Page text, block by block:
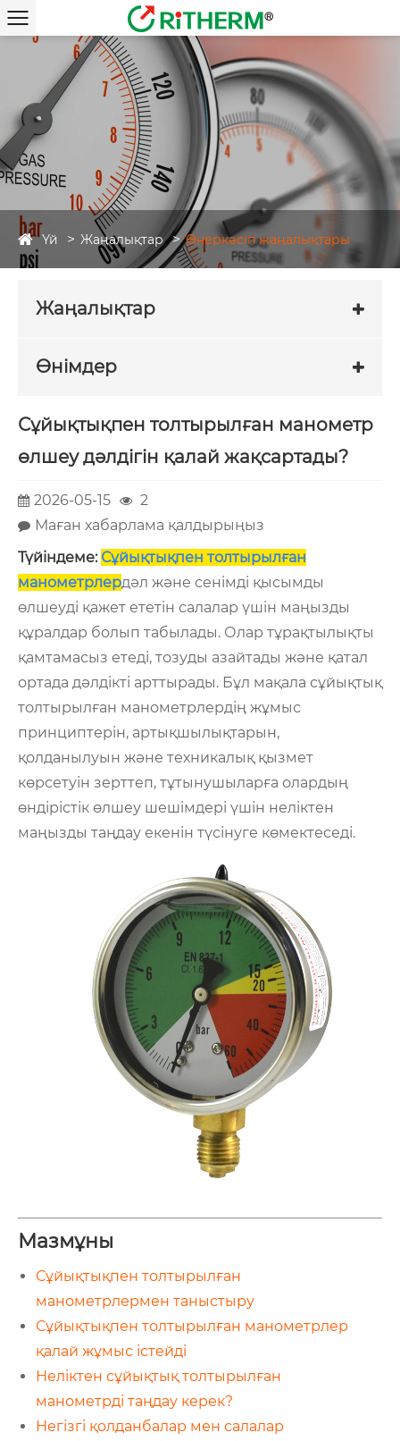
Үй Жаңалықтар Өнеркәсіп жаңалықтары
Жаңалықтар
Өнімдер
Сұйықтықпен толтырылған манометр
өлшеу дәлдігін қалай жақсартады?
2026-05-15
2
Маған хабарлама қалдырыңыз
Түйіндеме: Сұйықтықпен толтырылған
манометрлердәл және сенімді қысымды
өлшеуді қажет ететін салалар үшін маңызды
құралдар болып табылады. Олар тұрақтылықты
қамтамасыз етеді, тозуды азайтады және қатал
ортада дәлдікті арттырады. Бұл мақала сұйықтық
толтырылған манометрлердің жұмыс
принциптерін, артықшылықтарын,
қолданылуын және техникалық қызмет
көрсетуін зерттеп, тұтынушыларға олардың
өндірістік өлшеу шешімдері үшін неліктен
маңызды таңдау екенін түсінуге көмектеседі.
Мазмұны
Сұйықтықпен толтырылған
манометрлермен таныстыру
Сұйықтықпен толтырылған манометрлер
қалай жұмыс істейді
Неліктен сұйықтық толтырылған
манометрді таңдау керек?
Негізгі қолданбалар мен салалар